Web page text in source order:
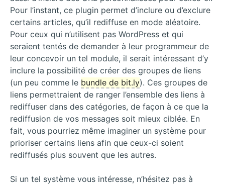
Pour l’instant, ce plugin permet d’inclure ou d’exclure
certains articles, qu’il rediffuse en mode aléatoire.
Pour ceux qui n’utilisent pas WordPress et qui
seraient tentés de demander à leur programmeur de
leur concevoir un tel module, il serait intéressant d’y
inclure la possibilité de créer des groupes de liens
(un peu comme le bundle de bit.ly). Ces groupes de
liens permettraient de ranger l’ensemble des liens à
rediffuser dans des catégories, de façon à ce que la
rediffusion de vos messages soit mieux ciblée. En
fait, vous pourriez même imaginer un système pour
prioriser certains liens afin que ceux-ci soient
rediffusés plus souvent que les autres.
Si un tel système vous intéresse, n’hésitez pas à